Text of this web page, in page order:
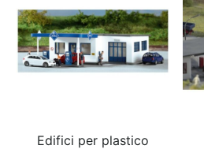
Edifici per plastico